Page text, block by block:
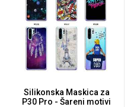
Silikonska Maskica za
P30 Pro - Šareni motivi